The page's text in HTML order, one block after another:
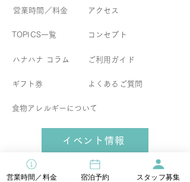
​ご利用ガイド
​ハナハナ コラム
営業時間／料金
TOPICS一覧 コンセプト
ギフト券 よくあるご質問
食物アレルギーについて
アクセス
イベント情報
宿泊直前割引
営業時間／料金 宿泊予約 スタッフ募集